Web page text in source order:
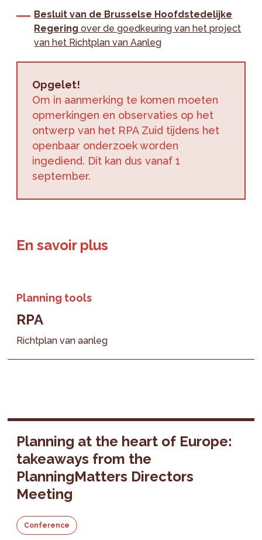
Besluit van de Brusselse Hoofdstedelijke
Regeringover de goedkeuring van het project
van het Richtplan van Aanleg
Opgelet!
Om in aanmerking te komen moeten
opmerkingen en observaties op het
ontwerp van het RPA Zuid tijdens het
openbaar onderzoek worden
ingediend. Dit kan dus vanaf 1
september.
En savoir plus
Planning tools
RPA
Richtplan van aanleg
Planning at the heart of Europe:
takeaways from the
PlanningMatters Directors
Meeting
Conference